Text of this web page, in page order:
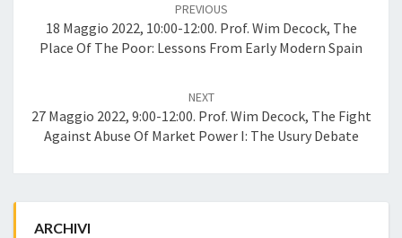
PREVIOUS
18 Maggio 2022, 10:00-12:00. Prof. Wim Decock, The
Place Of The Poor: Lessons From Early Modern Spain
NEXT
27 Maggio 2022, 9:00-12:00. Prof. Wim Decock, The Fight
Against Abuse Of Market Power I: The Usury Debate
ARCHIVI